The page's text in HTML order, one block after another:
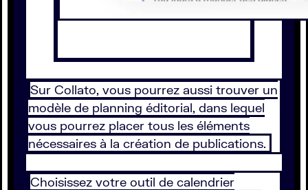
Sur Collato, vous pourrez aussi trouver un
modèle de planning éditorial, dans lequel
vous pourrez placer tous les éléments
nécessaires à la création de publications.
Choisissez votre outil de calendrier